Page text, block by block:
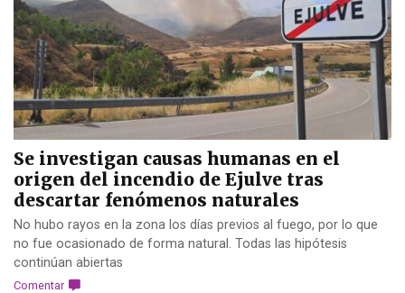
Se investigan causas humanas en el
origen del incendio de Ejulve tras
descartar fenómenos naturales
No hubo rayos en la zona los días previos al fuego, por lo que
no fue ocasionado de forma natural. Todas las hipótesis
continúan abiertas
Comentar